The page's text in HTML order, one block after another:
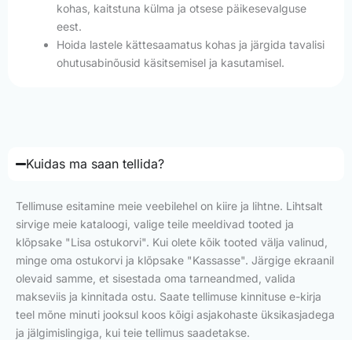
kohas, kaitstuna külma ja otsese päikesevalguse
eest.
Hoida lastele kättesaamatus kohas ja järgida tavalisi
ohutusabinõusid käsitsemisel ja kasutamisel.
Kuidas ma saan tellida?
Tellimuse esitamine meie veebilehel on kiire ja lihtne. Lihtsalt
sirvige meie kataloogi, valige teile meeldivad tooted ja
klõpsake "Lisa ostukorvi". Kui olete kõik tooted välja valinud,
minge oma ostukorvi ja klõpsake "Kassasse". Järgige ekraanil
olevaid samme, et sisestada oma tarneandmed, valida
makseviis ja kinnitada ostu. Saate tellimuse kinnituse e-kirja
teel mõne minuti jooksul koos kõigi asjakohaste üksikasjadega
ja jälgimislingiga, kui teie tellimus saadetakse.